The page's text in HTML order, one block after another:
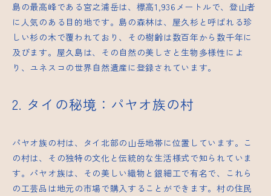
島の最高峰である宮之浦岳は、標高1,936メートルで、登山者
に人気のある目的地です。島の森林は、屋久杉と呼ばれる珍
しい杉の木で覆われており、その樹齢は数百年から数千年に
及びます。屋久島は、その自然の美しさと生物多様性によ
り、ユネスコの世界自然遺産に登録されています。
2. タイの秘境：パヤオ族の村
パヤオ族の村は、タイ北部の山岳地帯に位置しています。こ
の村は、その独特の文化と伝統的な生活様式で知られていま
す。パヤオ族は、その美しい織物と銀細工で有名で、これら
の工芸品は地元の市場で購入することができます。村の住民